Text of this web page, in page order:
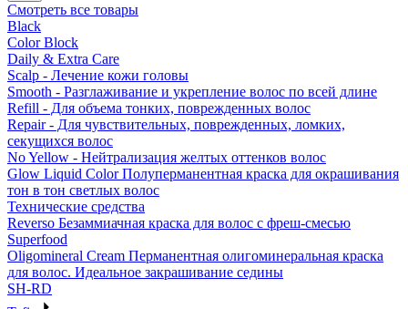
Смотреть все товары
Black
Color Block
Daily & Extra Care
Scalp - Лечение кожи головы
Smooth - Разглаживание и укрепление волос по всей длине
Refill - Для объема тонких, поврежденных волос
Repair - Для чувствительных, поврежденных, ломких,
секущихся волос
No Yellow - Нейтрализация желтых оттенков волос
Glow Liquid Color Полуперманентная краска для окрашивания
тон в тон светлых волос
Технические средства
Reverso Безаммиачная краска для волос с фреш-смесью
Superfood
Oligomineral Cream Перманентная олигоминеральная краска
для волос. Идеальное закрашивание седины
SH-RD